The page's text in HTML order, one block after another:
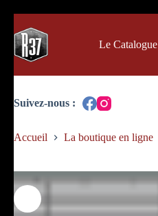
au
contenu
Le Catalogue
Accueil La boutique en ligne